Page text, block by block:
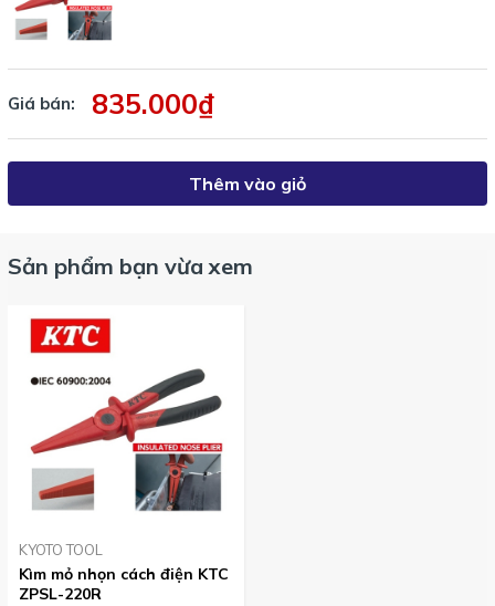
Với kìm nhọn cách điện, đâu mũi không bọc nhựa, tham khảo mã
Giá bán: 835.000₫
Thêm vào giỏ
Sản phẩm bạn vừa xem
KYOTO TOOL
Kìm mỏ nhọn cách điện KTC
ZPSL-220R